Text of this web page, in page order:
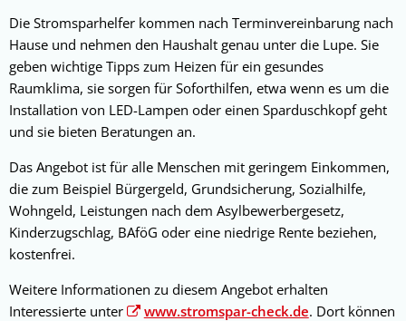
Die Stromsparhelfer kommen nach Terminvereinbarung nach
Hause und nehmen den Haushalt genau unter die Lupe. Sie
geben wichtige Tipps zum Heizen für ein gesundes
Raumklima, sie sorgen für Soforthilfen, etwa wenn es um die
Installation von LED-Lampen oder einen Sparduschkopf geht
und sie bieten Beratungen an.
Das Angebot ist für alle Menschen mit geringem Einkommen,
die zum Beispiel Bürgergeld, Grundsicherung, Sozialhilfe,
Wohngeld, Leistungen nach dem Asylbewerbergesetz,
Kinderzugschlag, BAföG oder eine niedrige Rente beziehen,
kostenfrei.
Weitere Informationen zu diesem Angebot erhalten
Interessierte unter
www.stromspar-check.de. Dort können